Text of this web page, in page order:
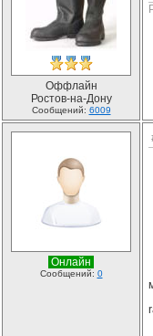
Оффлайн
Ростов-на-Дону
Сообщений: 6009
Онлайн
Сообщений: 0